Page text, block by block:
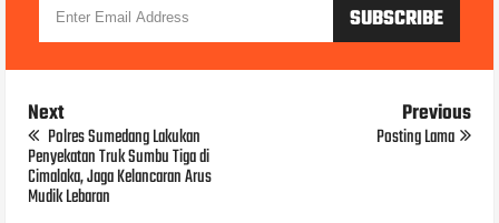
Next
Polres Sumedang Lakukan
Penyekatan Truk Sumbu Tiga di
Cimalaka, Jaga Kelancaran Arus
Mudik Lebaran
Previous
Posting Lama